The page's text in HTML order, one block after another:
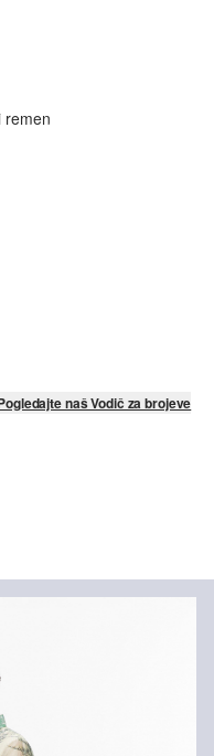
remen
naš Vodič za brojeve
na bazi klora
4-8 radna dana putem
4,95 €.